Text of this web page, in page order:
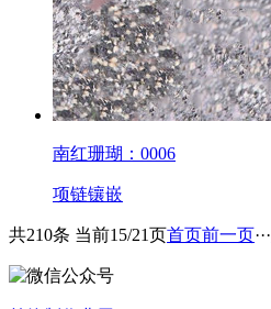
南红珊瑚：0006
项链镶嵌
共210条 当前15/21页首页前一页···